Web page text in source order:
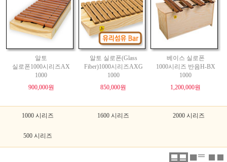
알토
실로폰1000시리즈AX
1000
900,000원
알토 실로폰(Glass
Fiber)1000시리즈AXG
1000
850,000원
베이스 실로폰
1000시리즈 반음H-BX
1000
1,200,000원
1000 시리즈 1600 시리즈 2000 시리즈
500 시리즈